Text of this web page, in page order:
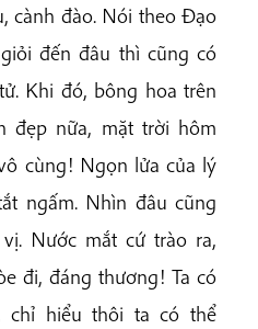
cành đào. Nói theo Đạo
đến đâu thì cũng có
Khi đó, bông hoa trên
đẹp nữa, mặt trời hôm
cùng! Ngọn lửa của lý
ngấm. Nhìn đâu cũng
Nước mắt cứ trào ra,
đi, đáng thương! Ta có
chỉ hiểu thôi ta có thể